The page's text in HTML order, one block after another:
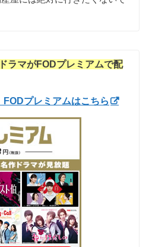
ラマがFODプレミアムで配
FODプレミアムはこちら